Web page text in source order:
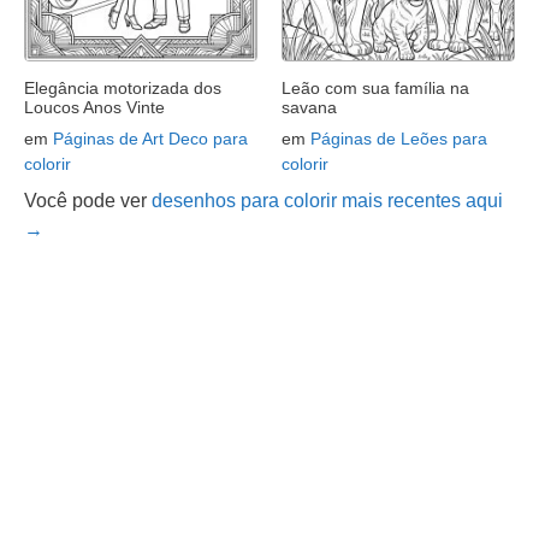
Elegância motorizada dos
Loucos Anos Vinte
em Páginas de Art Deco para
colorir
Leão com sua família na
savana
em Páginas de Leões para
colorir
Você pode ver desenhos para colorir mais recentes aqui
→